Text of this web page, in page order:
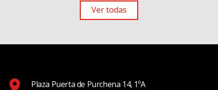
Ver todas
Plaza Puerta de Purchena 14, 1ºA